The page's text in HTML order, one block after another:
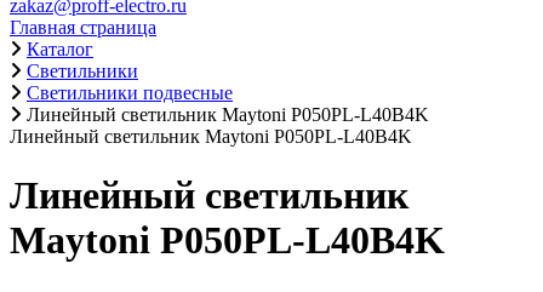
zakaz@proff-electro.ru
Главная страница
Каталог
Светильники
Светильники подвесные
Линейный светильник Maytoni P050PL-L40B4K
Линейный светильник Maytoni P050PL-L40B4K
Линейный светильник
Maytoni P050PL-L40B4K